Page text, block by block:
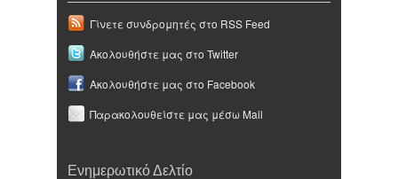
Γίνετε συνδρομητές στο RSS Feed
Ακολουθήστε μας στο Twitter
Ακολουθήστε μας στο Facebook
Παρακολουθείστε μας μέσω Mail
Ενημερωτικό Δελτίο